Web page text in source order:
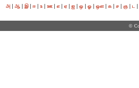
அ | ஆ | இ| ஈ | உ | ஊ | எ | ஏ | ஐ | ஒ | ஓ | ஔ| க | ச | ஞ | ட |
©